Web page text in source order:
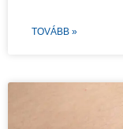
TOVÁBB »